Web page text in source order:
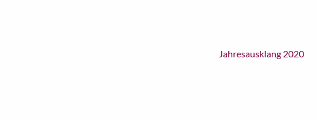
Jahresausklang 2020